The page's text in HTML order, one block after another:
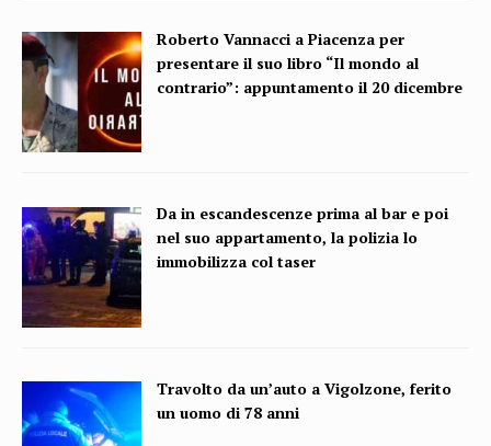
Roberto Vannacci a Piacenza per
presentare il suo libro “Il mondo al
contrario”: appuntamento il 20 dicembre
Da in escandescenze prima al bar e poi
nel suo appartamento, la polizia lo
immobilizza col taser
Travolto da un’auto a Vigolzone, ferito
un uomo di 78 anni